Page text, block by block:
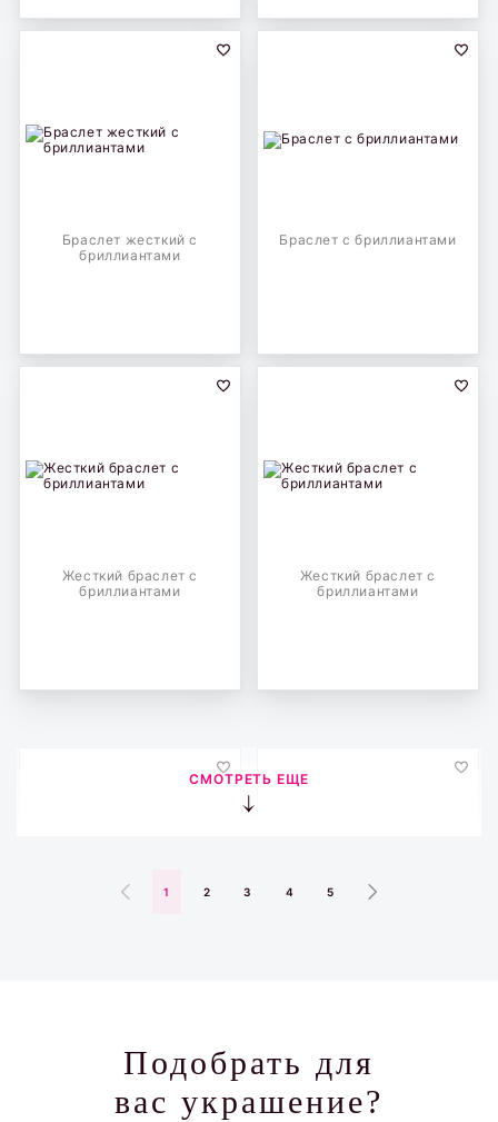
Браслет жесткий с
бриллиантами
Браслет с бриллиантами
Жесткий браслет с
бриллиантами
Жесткий браслет с
бриллиантами
СМОТРЕТЬ ЕЩЕ
1 2 3 4 5
Подобрать для
вас украшение?